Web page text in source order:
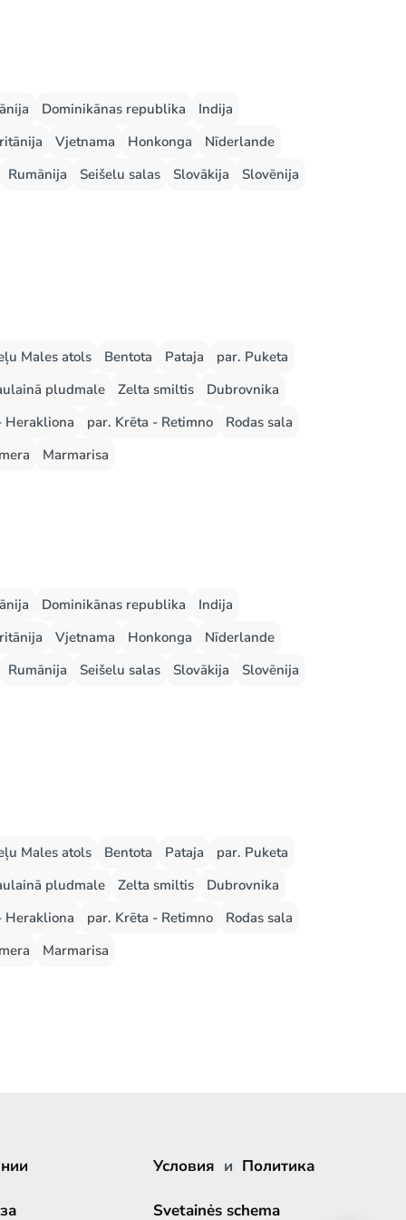
Dominikānas republika
Indija
Vjetnama Honkonga
Nīderlande
Rumānija Seišelu salas Slovākija
Slovēnija
Males atols Bentota Pataja
par. Puketa
pludmale Zelta smiltis
Dubrovnika
Herakliona par. Krēta - Retimno
Rodas sala
Marmarisa
Dominikānas republika
Indija
Vjetnama Honkonga
Nīderlande
Rumānija Seišelu salas Slovākija
Slovēnija
Males atols Bentota Pataja
par. Puketa
pludmale Zelta smiltis
Dubrovnika
Herakliona par. Krēta - Retimno
Rodas sala
Marmarisa
Условия и Политика
Svetainės schema